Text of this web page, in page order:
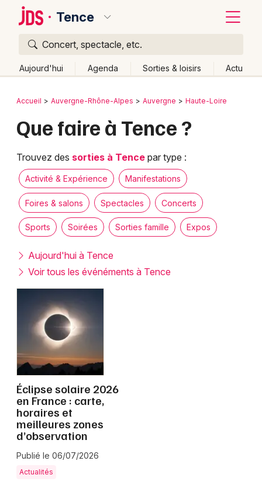
Tence
Concert, spectacle, etc.
Aujourd'hui Agenda Sorties & loisirs Actu
Publier un événement
Grands événements
Activité & Expérience
Manifestations
Foires & salons
Spectacles
Concerts
Sports
Soirées
Sorties famille
Expos
Sorties & loisirs
Bordeaux
Lille
Lyon
Marseille
Montpellier
Nantes
Paris
Strasbourg
Toulouse
Toutes les villes
Retour
Accueil Auvergne-Rhône-Alpes Auvergne Haute-Loire
Que faire à Tence ?
Trouvez des sorties à Tence par type :
Activité & Expérience Manifestations
Foires & salons Spectacles Concerts
Sports Soirées Sorties famille Expos
Aujourd'hui à Tence
Voir tous les événéments à Tence
Éclipse solaire 2026
en France : carte,
horaires et
meilleures zones
d’observation
Publié le 06/07/2026
Actualités
Quoi ?
Où ?
Partout
Près de moi Changer de lieu
Quand ?
Effacer les dates
Aujourd'hui
Demain Ce week-end Autre